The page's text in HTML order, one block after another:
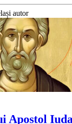
autor
Apostol